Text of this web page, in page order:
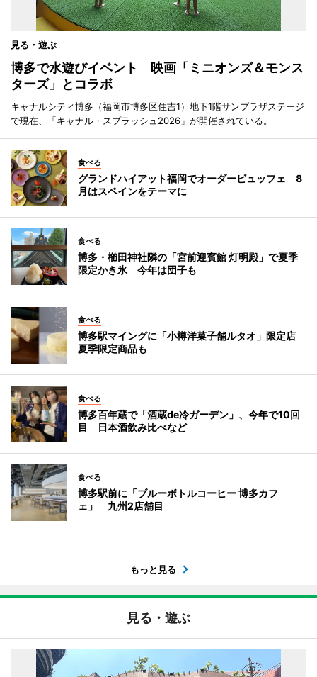
見る・遊ぶ
博多で水遊びイベント 映画「ミニオンズ＆モンス
ターズ」とコラボ
キャナルシティ博多（福岡市博多区住吉1）地下1階サンプラザステージ
で現在、「キャナル・スプラッシュ2026」が開催されている。
食べる
グランドハイアット福岡でオーダービュッフェ 8
月はスペインをテーマに
食べる
博多・櫛田神社隣の「宮前迎賓館 灯明殿」で夏季
限定かき氷 今年は団子も
食べる
博多駅マイングに「小樽洋菓子舗ルタオ」限定店
夏季限定商品も
食べる
博多百年蔵で「酒蔵de冷ガーデン」、今年で10回
目 日本酒飲み比べなど
食べる
博多駅前に「ブルーボトルコーヒー 博多カフ
ェ」 九州2店舗目
もっと見る
見る・遊ぶ